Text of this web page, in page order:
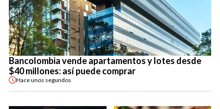
Bancolombia vende apartamentos y lotes desde
$40 millones: así puede comprar
Haceunos segundos